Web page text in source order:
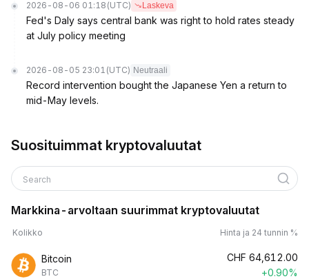
2026-08-06 01:18 (UTC) Laskeva
Fed's Daly says central bank was right to hold rates steady
at July policy meeting
2026-08-05 23:01 (UTC) Neutraali
Record intervention bought the Japanese Yen a return to
mid-May levels.
Suosituimmat kryptovaluutat
Search
Markkina-arvoltaan suurimmat kryptovaluutat
Kolikko Hinta ja 24 tunnin %
Bitcoin
BTC
CHF 64,612.00
+0.90%